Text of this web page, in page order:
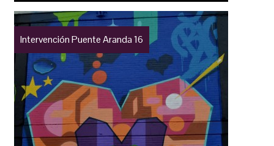
Intervención Puente Aranda 16